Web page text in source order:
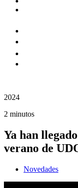
2024
2 minutos
Ya han
verano de
Novedades